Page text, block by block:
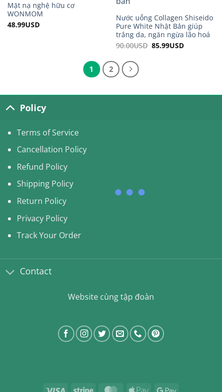
Mặt nạ nghệ hữu cơ
WONMOM
48.99USD
Nước uống Collagen Shiseido
Pure White Nhật Bản giúp
trắng da, ngăn ngừa lão hoá
90.00USD Original
85.99USDCurrent
1 2
Policy
Terms of Service
Cancellation Policy
Refund Policy
Shipping Policy
Return Policy
Privacy Policy
Track Your Order
Contact
Website cùng tập đoàn